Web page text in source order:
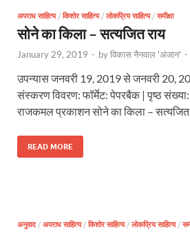
अपराध साहित्य/ किशोर साहित्य/ लोकप्रिय साहित्य/ समीक्षा
सोने का किला – सत्यजित राय
January 29, 2019 - byविकास नैनवाल 'अंजान' -
उपन्यास जनवरी 19, 2019 से जनवरी 20,
संस्करण विवरण: फॉर्मेट: पेपरबैक | पृष्ठ
राजकमल प्रकाशन सोने का किला – सत्यजित
READ MORE
अनुवाद / अपराध साहित्य/ किशोर साहित्य/ लोकप्रिय साहित्य/